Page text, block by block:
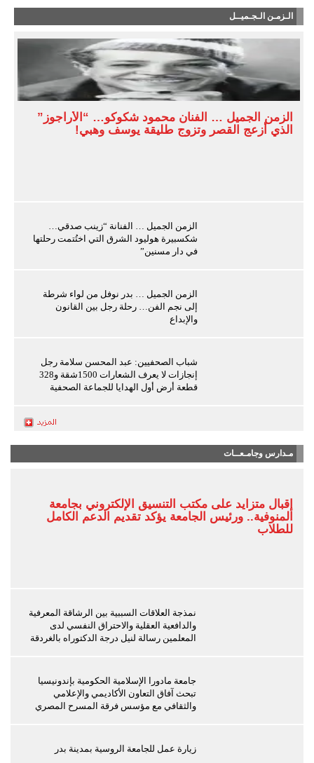
الـزمـن الـجـميــل
الزمن الجميل … الفنان محمود شكوكو… “الأراجوز”
الذي أزعج القصر وتزوج طليقة يوسف وهبي!
الزمن الجميل … الفنانة “زينب صدقي…
شكسبيرة هوليود الشرق التي اختُتمت رحلتها
في دار مسنين”
الزمن الجميل … بدر نوفل من لواء شرطة
إلى نجم الفن… رحلة رجل بين القانون
والإبداع
شباب الصحفيين: عبد المحسن سلامة رجل
إنجازات لا يعرف الشعارات 1500شقة و328
قطعة أرض أول الهدايا للجماعة الصحفية
مـدارس وجامـعــات
إقبال متزايد على مكتب التنسيق الإلكتروني بجامعة
المنوفية.. ورئيس الجامعة يؤكد تقديم الدعم الكامل
للطلاب
نمذجة العلاقات السببية بين الرشاقة المعرفية
والدافعية العقلية والاحتراق النفسي لدى
المعلمين رسالة لنيل درجة الدكتوراه بالغردقة
جامعة مادورا الإسلامية الحكومية بإندونيسيا
تبحث آفاق التعاون الأكاديمي والإعلامي
والثقافي مع مؤسس فرقة المسرح المصري
زيارة عمل للجامعة الروسية بمدينة بدر